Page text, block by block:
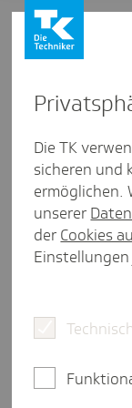
34-
für
Home-Office
Grenzregion
eine Minute
Firmenkunden
Die TK
sicheren und
ermöglichen.
unserer
der Cookies